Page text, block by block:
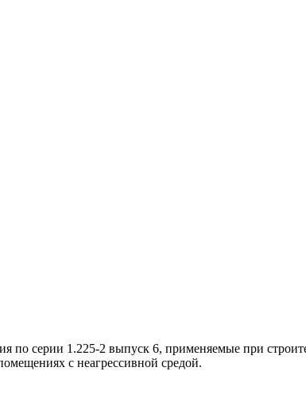
серии 1.225-2 выпуск 6, применяемые при
с неагрессивной средой.